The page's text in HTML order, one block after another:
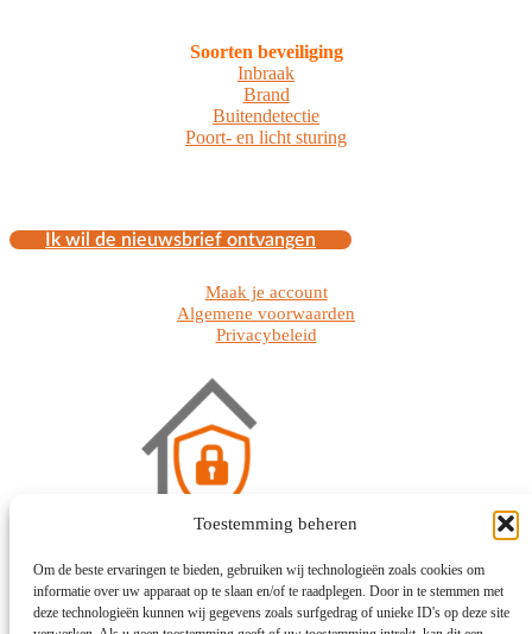
Toestemming beheren
Om de beste ervaringen te bieden, gebruiken wij technologieën zoals cookies om
informatie over uw apparaat op te slaan en/of te raadplegen. Door in te stemmen met
deze technologieën kunnen wij gegevens zoals surfgedrag of unieke ID's op deze site
Soorten beveiliging
Inbraak
Brand
Buitendetectie
Poort- en licht sturing
Ik wil de nieuwsbrief ontvangen
Maak je account
Algemene voorwaarden
Privacybeleid
Liersesteenweg 89
2640 Mortsel